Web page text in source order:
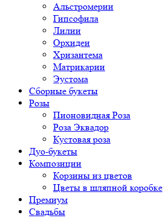
Альстромерии
Гипсофила
Лилии
Орхидеи
Хризантема
Матрикарии
Эустома
Сборные букеты
Розы
Пионовидная Роза
Роза Эквадор
Кустовая роза
Дуо-букеты
Композиции
Корзины из цветов
Цветы в шляпной коробке
Премиум
Свадьбы